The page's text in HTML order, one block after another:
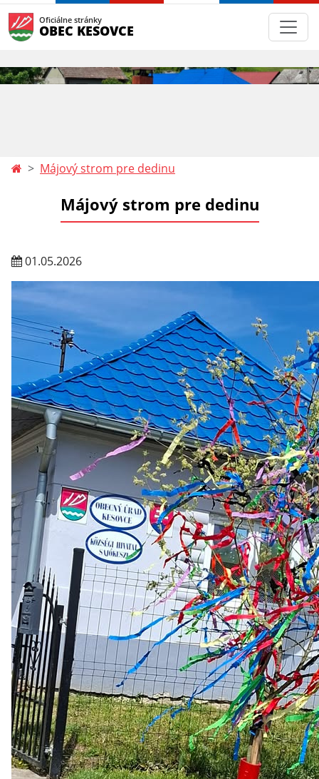
Oficiálne stránky
OBEC KESOVCE
Májový strom pre dedinu
Májový strom pre dedinu
01.05.2026